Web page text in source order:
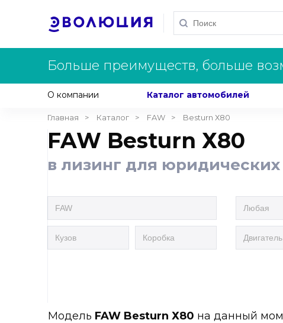
Больше преимуществ, больше
О компании Каталог автомобилей
Главная Каталог FAW Besturn Х80
FAW Besturn Х80
в лизинг для
Модель FAW Besturn Х80 на данный